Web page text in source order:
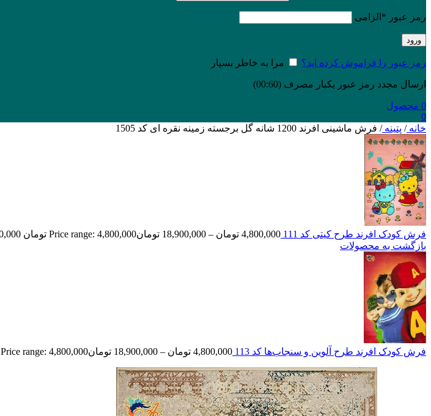
رمز عبور * الزامی
ورود
رمز عبور را فراموش کرده اید؟ مرا به خاطر بسپار
ارسال مجدد رمز عبور یکبار مصرف (00:
60
)
0 محصول
0
خانه/ پتینه/ فرش ماشینی افرند 1200 شانه گل برجسته زمینه نقره ای کد 1505
فرش کودک افرند طرح کیتی کد 111 4,800,000 تومان –
18,900,000 تومانPrice range: 4,800,000 تومان through 18,900,000 تومان
بازگشت به محصولات
فرش کودک افرند طرح آلوین و سنجاب‌ها کد 113 4,800,000 تومان –
18,900,000 تومانPrice range: 4,800,000 تومان through 18,900,000 تومان